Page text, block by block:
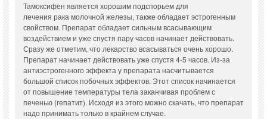
Тамоксифен является хорошим подспорьем для
лечения рака молочной железы, также обладает эстрогенным
свойством. Препарат обладает сильным всасывающим
воздействием и уже спустя пару часов начинает действовать.
Сразу же отметим, что лекарство всасываться очень хорошо.
Препарат начинает действовать уже спустя 4-5 часов. Из-за
антиэстрогенного эффекта у препарата насчитывается
большой список побочных эффектов. Этот список начинается
от повышение температуры тела заканчивая проблем с
печенью (гепатит). Исходя из этого можно скачать, что препарат
надо принимать только в крайнем случае.